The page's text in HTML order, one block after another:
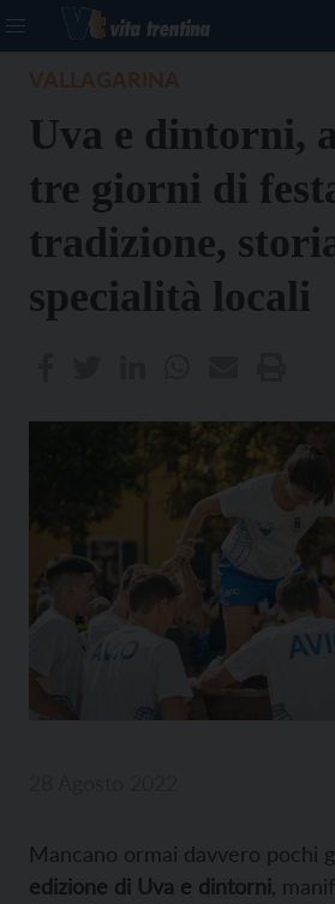
Uva e dintorni,
tre giorni di
tradizione,
specialità locali
Mancano ormai davvero pochi
edizione di Uva e dintorni ,